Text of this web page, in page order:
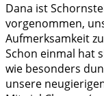
Dana ist
vorgenommen,
Aufmerksamkeit
Schon einmal hat
wie besonders
unsere